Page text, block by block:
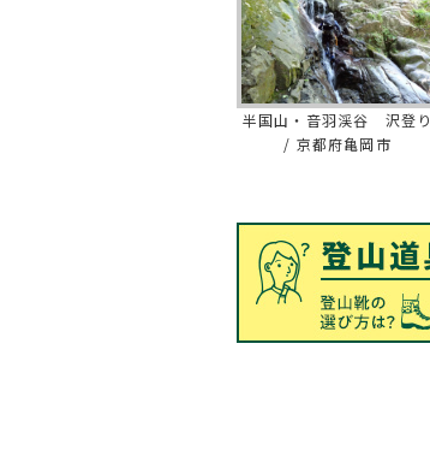
半国山・音羽渓谷 沢登り
/ 京都府亀岡市